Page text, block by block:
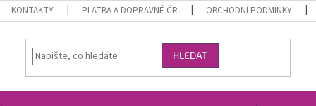
KONTAKTY PLATBA A DOPRAVNÉ ČR OBCHODNÍ PODMÍNKY
HLEDAT